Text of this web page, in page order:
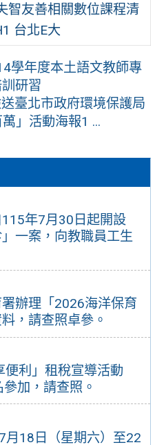
年7月30日起開設
一案，向教職員工生
辦理「2026海洋保育
，請查照卓參。
利」租稅宣導活動
加，請查照。
月18日（星期六）至22
智友善相關數位課程清
台北E大
學年度本土語文教師專
研習
臺北市政府環境保護局
」活動海報1 ...